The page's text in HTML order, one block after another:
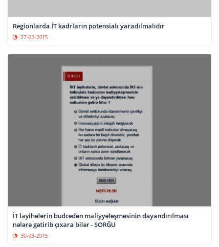
Regionlarda İT kadrların potensialı yaradılmalıdır
27-03-2015
İT layihələrin büdcədən maliyyələşməsinin dayandırılması
nələrə gətirib çıxara bilər - SORĞU
30-03-2015